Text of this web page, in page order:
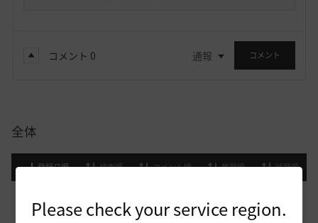
Please check your service region.
コメント 0 通報 コメント
全体
登録日順 検索順 コメント順 推奨順 話題順
0
0 1K 黒い砂漠 8 日前